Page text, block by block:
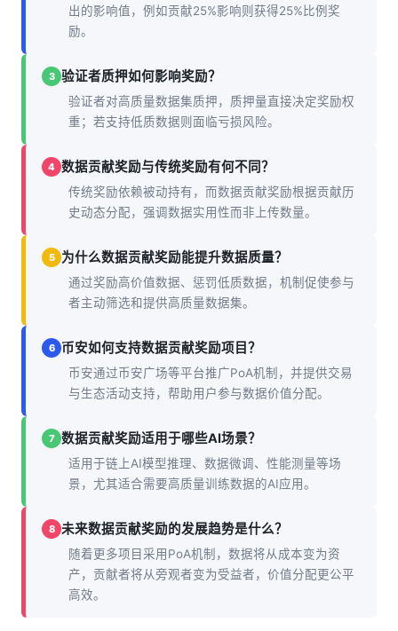
出的影响值，例如贡献25%影响则获得25%比例奖
励。
3 验证者质押如何影响奖励？
验证者对高质量数据集质押，质押量直接决定奖励权
重；若支持低质数据则面临亏损风险。
4 数据贡献奖励与传统奖励有何不同？
传统奖励依赖被动持有，而数据贡献奖励根据贡献历
史动态分配，强调数据实用性而非上传数量。
5 为什么数据贡献奖励能提升数据质量？
通过奖励高价值数据、惩罚低质数据，机制促使参与
者主动筛选和提供高质量数据集。
6 币安如何支持数据贡献奖励项目？
币安通过币安广场等平台推广PoA机制，并提供交易
与生态活动支持，帮助用户参与数据价值分配。
7 数据贡献奖励适用于哪些AI场景？
适用于链上AI模型推理、数据微调、性能测量等场
景，尤其适合需要高质量训练数据的AI应用。
8 未来数据贡献奖励的发展趋势是什么？
随着更多项目采用PoA机制，数据将从成本变为资
产，贡献者将从旁观者变为受益者，价值分配更公平
高效。